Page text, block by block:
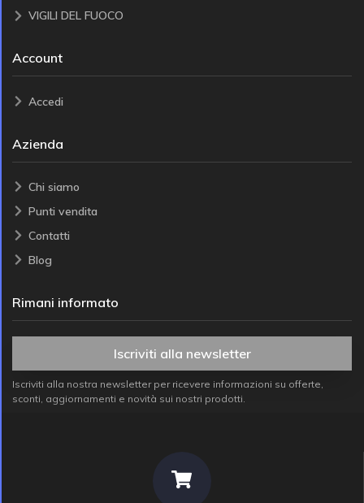
VIGILI DEL FUOCO
Account
Accedi
Azienda
Chi siamo
Punti vendita
Contatti
Blog
Rimani informato
Iscriviti alla newsletter
Iscriviti alla nostra newsletter per ricevere informazioni su offerte,
sconti, aggiornamenti e novità sui nostri prodotti.